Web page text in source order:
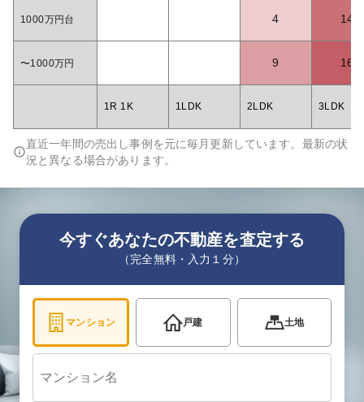
1000万円台 4 14
〜1000万円 9 16
1R 1K 1LDK 2LDK 3LDK
直近一年間の売出し事例を元に毎月更新しています。最新の状
況と異なる場合があります。
今すぐあなたの不動産を査定する
（完全無料・入力１分）
マンション 戸建 土地